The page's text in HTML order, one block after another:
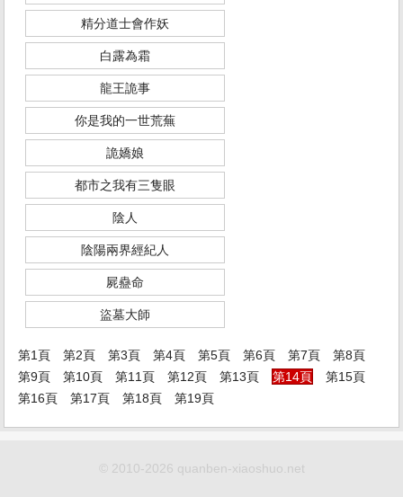
精分道士會作妖
白露為霜
龍王詭事
你是我的一世荒蕪
詭嬌娘
都市之我有三隻眼
陰人
陰陽兩界經紀人
屍蠱命
盜墓大師
第1頁 第2頁 第3頁 第4頁 第5頁 第6頁 第7頁
第8頁
第9頁
第10頁 第11頁 第12頁 第13頁 第14頁
第15頁
第16頁
第17頁 第18頁 第19頁
© 2010-2026 quanben-xiaoshuo.net